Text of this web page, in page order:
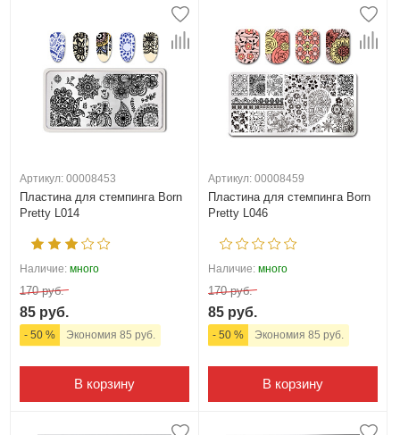
Артикул: 00008453
Пластина для стемпинга Born
Pretty L014
Наличие: много
170 руб.
85 руб.
- 50 % Экономия 85 руб.
В корзину
Артикул: 00008459
Пластина для стемпинга Born
Pretty L046
Наличие: много
170 руб.
85 руб.
- 50 % Экономия 85 руб.
В корзину